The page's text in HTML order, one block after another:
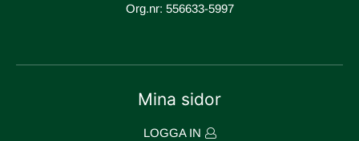
Org.nr: 556633-5997
Mina sidor
LOGGA IN